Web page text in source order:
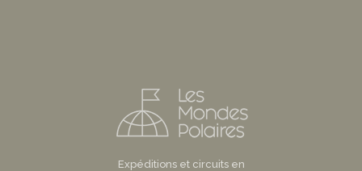
Expéditions et circuits en